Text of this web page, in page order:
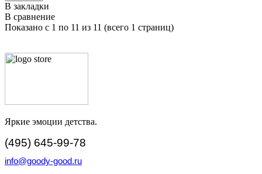
В закладки
В сравнение
Показано с 1 по 11 из 11 (всего 1 страниц)
Яркие эмоции детства.
(495) 645-99-78
info@goody-good.ru